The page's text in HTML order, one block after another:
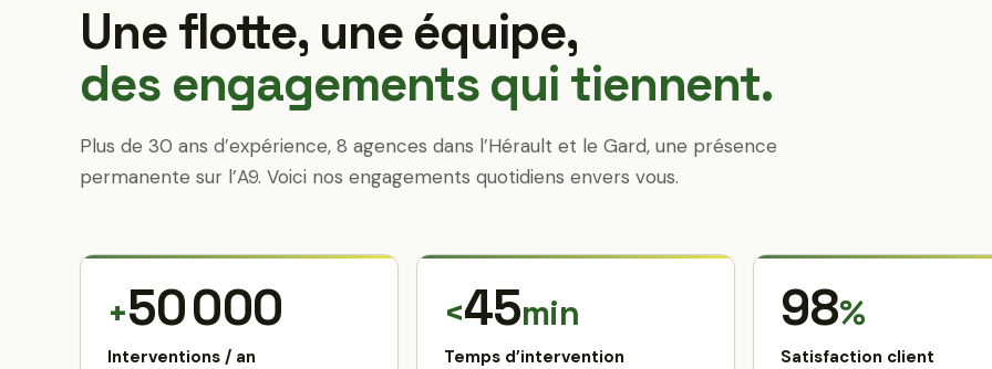
Une flotte, une équipe,
des engagements qui tiennent.
Plus de 30 ans d’expérience, 8 agences dans l’Hérault et le Gard, une présence
permanente sur l’A9. Voici nos engagements quotidiens envers vous.
+50 000
Interventions / an
<45min
Temps d’intervention
98%
Satisfaction client